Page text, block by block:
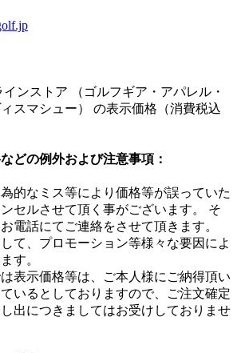
ンストア （ゴルフギア・アパレル・
スマシュー） の表示価格（消費税込
どの例外および注意事項：
的なミス等により価格等が誤っていた
セルさせて頂く事がございます。 そ
電話にてご連絡をさせて頂きます。
て、プロモーション等様々な要因によ
す。
表示価格等は、ご本人様にご納得頂い
いるとしておりますので、ご注文確定
出につきましてはお受けしておりませ